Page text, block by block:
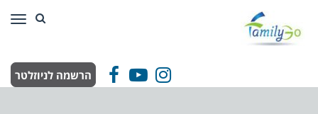
Facebook
YouTube
Instagram הרשמה לניוזלטר